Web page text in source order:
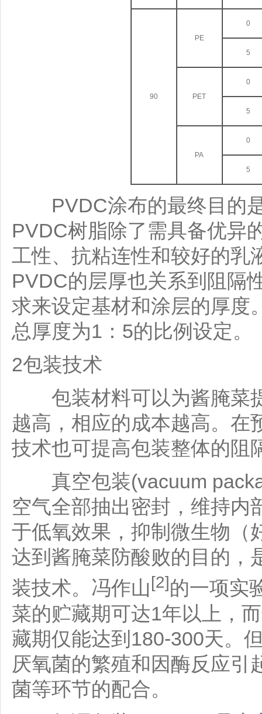
90
PE
0
5
PET
0
5
PA
0
5
PVDC涂布的最终目的是
PVDC树脂除了需具备优异
工性、抗粘连性和较好的乳
PVDC的层厚也关系到阻隔
求来设定基材和涂层的厚度
总厚度为1：5的比例设定。
2包装技术
包装材料可以为酱腌菜
越高，相应的成本越高。在
技术也可提高包装整体的阻
真空包装(vacuum
空气全部抽出密封，维持内
于低氧效果，抑制微生物（
达到酱腌菜防酸败的目的，
装技术。冯作山[2]的一项实
菜的贮藏期可达1年以上，
藏期仅能达到180-300天。
厌氧菌的繁殖和因酶反应引
菌等环节的配合。